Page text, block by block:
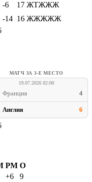
-6 17 ЖТЖЖЖ
-14 16 ЖЖЖЖЖ
МАТЧ ЗА 3-Е МЕСТО
19.07.2026 02:00
Франция 4
Англия 6
РМ О
+6
9